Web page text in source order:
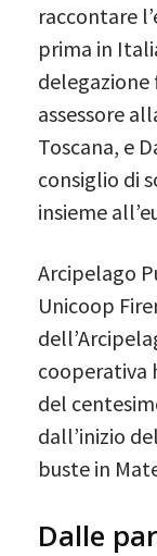
raccontare
prima in
assessore
Toscana, e
consiglio di
insieme
Arcipelago
Unicoop
cooperativa
del
dall’inizio
buste in
Dalle